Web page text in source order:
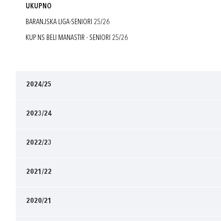
UKUPNO
BARANJSKA LIGA-SENIORI 25/26
KUP NS BELI MANASTIR - SENIORI 25/26
2024/25
2023/24
2022/23
2021/22
2020/21